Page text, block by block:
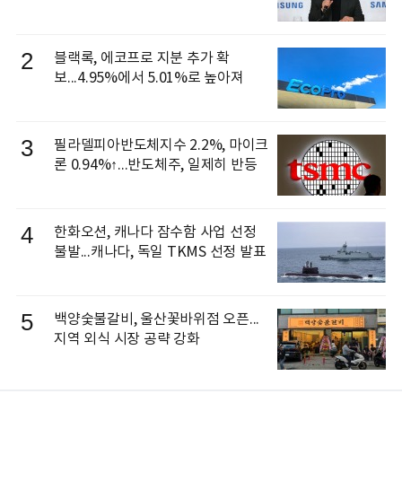
2
블랙록, 에코프로 지분 추가 확
보...4.95%에서 5.01%로 높아져
3
필라델피아반도체지수 2.2%, 마이크
론 0.94%↑...반도체주, 일제히 반등
4
한화오션, 캐나다 잠수함 사업 선정
불발...캐나다, 독일 TKMS 선정 발표
5
백양숯불갈비, 울산꽃바위점 오픈...
지역 외식 시장 공략 강화